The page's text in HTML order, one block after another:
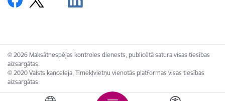
© 2026 Maksātnespējas kontroles dienests, publicētā satura visas tiesības
aizsargātas.
© 2020 Valsts kanceleja, Tīmekļvietņu vienotās platformas visas tiesības
aizsargātas.